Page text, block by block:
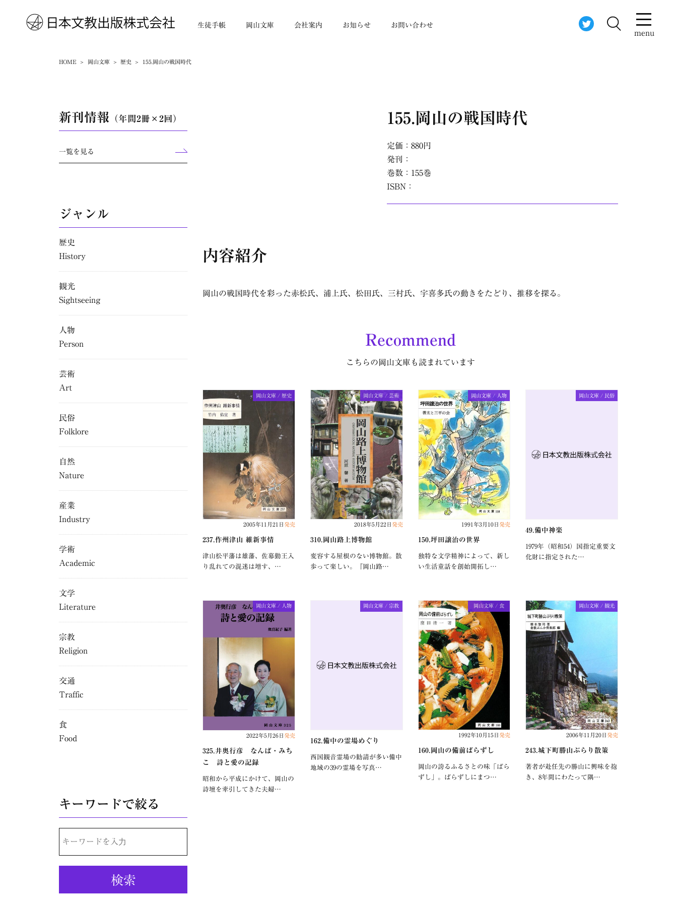
生徒手帳 岡山文庫 会社案内 お知らせ お問い合わせ
menu
HOME 岡山文庫 歴史 155.岡山の戦国時代
155.岡山の戦国時代
定価：880円
発刊：
巻数：155巻
ISBN：
内容紹介
岡山の戦国時代を彩った赤松氏、浦上氏、松田氏、三村氏、宇喜多氏の動きをたどり、推移を探る。
Recommend
こちらの岡山文庫も読まれています
岡山文庫 / 歴史
2005年11月21日 発売
237.作州津山 維新事情
津山松平藩は雄藩、佐幕勤王入
り乱れての混迷は増す、…
岡山文庫 / 芸術
2018年5月22日 発売
310.岡山路上博物館
変容する屋根のない博物館。散
歩って楽しい。『岡山路…
岡山文庫 / 人物
1991年3月10日 発売
150.坪田譲治の世界
独特な文学精神によって、新し
い生活童話を創始開拓し…
岡山文庫 / 民俗
49.備中神楽
1979年（昭和54）国指定重要文
化財に指定された…
岡山文庫 / 人物
2022年5月26日 発売
325.井奥行彦 なんば・みち
こ 詩と愛の記録
昭和から平成にかけて、岡山の
詩壇を牽引してきた夫婦…
岡山文庫 / 宗教
162.備中の霊場めぐり
西国観音霊場の勧請が多い備中
地域の39の霊場を写真…
岡山文庫 / 食
1992年10月15日 発売
160.岡山の備前ばらずし
岡山の誇るふるさとの味「ばら
ずし」。ばらずしにまつ…
岡山文庫 / 観光
2006年11月20日 発売
243.城下町勝山ぶらり散策
著者が赴任先の勝山に興味を抱
き、8年間にわたって隅…
新刊情報 （年間2冊×2回）
一覧を見る
ジャンル
歴史
History
観光
Sightseeing
人物
Person
芸術
Art
民俗
Folklore
自然
Nature
産業
Industry
学術
Academic
文学
Literature
宗教
Religion
交通
Traffic
食
Food
キーワードで絞る